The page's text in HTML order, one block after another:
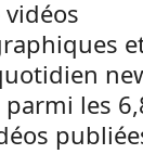
les